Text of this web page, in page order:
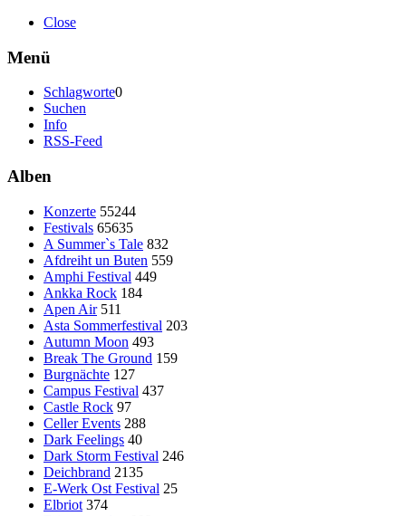
Close
Menü
Schlagworte0
Suchen
Info
RSS-Feed
Alben
Konzerte 55244
Festivals 65635
A Summer`s Tale 832
Afdreiht un Buten 559
Amphi Festival 449
Ankka Rock 184
Apen Air 511
Asta Sommerfestival 203
Autumn Moon 493
Break The Ground 159
Burgnächte 127
Campus Festival 437
Castle Rock 97
Celler Events 288
Dark Feelings 40
Dark Storm Festival 246
Deichbrand 2135
E-Werk Ost Festival 25
Elbriot 374